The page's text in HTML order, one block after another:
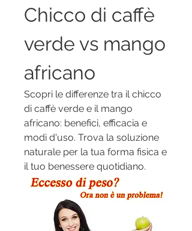
Chicco di caffè
verde vs mango
africano
Scopri le differenze tra il chicco
di caffè verde e il mango
africano: benefici, efficacia e
modi d'uso. Trova la soluzione
naturale per la tua forma fisica e
il tuo benessere quotidiano.